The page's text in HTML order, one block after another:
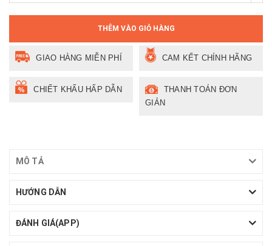
THÊM VÀO GIỎ HÀNG
GIAO HÀNG MIỄN PHÍ CAM KẾT CHÍNH HÃNG
CHIẾT KHẤU HẤP DẪN
THANH TOÁN ĐƠN
GIẢN
MÔ TẢ
HƯỚNG DẪN
ĐÁNH GIÁ(APP)